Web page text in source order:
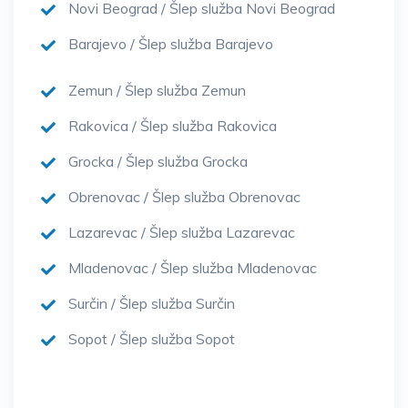
Novi Beograd / Šlep služba Novi Beograd
Barajevo / Šlep služba Barajevo
Zemun / Šlep služba Zemun
Rakovica / Šlep služba Rakovica
Grocka / Šlep služba Grocka
Obrenovac / Šlep služba Obrenovac
Lazarevac / Šlep služba Lazarevac
Mladenovac / Šlep služba Mladenovac
Surčin / Šlep služba Surčin
Sopot / Šlep služba Sopot